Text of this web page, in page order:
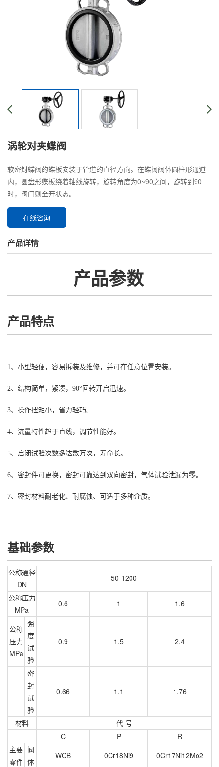
涡轮对夹蝶阀
软密封蝶阀的蝶板安装于管道的直径方向。在蝶阀阀体圆柱形通道
内，圆盘形蝶板绕着轴线旋转，旋转角度为0~90之间，旋转到90
时，阀门则全开状态。
在线咨询
产品详情
产品参数
产品特点
1、小型轻便，容易拆装及维修，并可在任意位置安装。
2、结构简单，紧凑，90°回转开启迅速。
3、操作扭矩小，省力轻巧。
4、流量特性趋于直线，调节性能好。
5、启闭试验次数多达数万次，寿命长。
6、密封件可更换，密封可靠达到双向密封，气体试验泄漏为零。
7、密封材料耐老化、耐腐蚀、可适于多种介质。
基础参数
公称通径
DN
50-1200
公称压力
MPa
0.6 1 1.6
公称
压力
MPa
强
度
试
验
0.9 1.5 2.4
密
封
试
验
0.66 1.1 1.76
材料 代 号
C
P
R
主要
零件
阀
体
WCB 0Cr18Ni9
0Cr17Ni12Mo2